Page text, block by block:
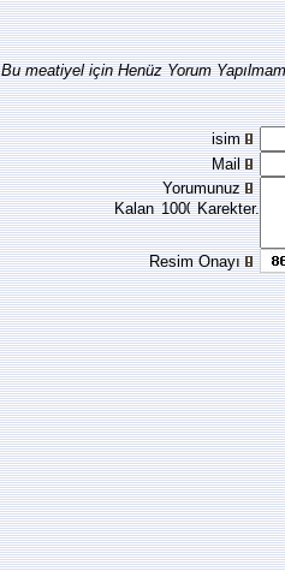
Bu meatiyel için Henüz Yorum
isim
Mail
Yorumunuz
Kalan
Karekter.
Resim Onayı